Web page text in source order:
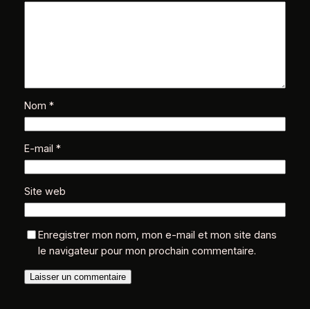
Nom *
E-mail *
Site web
Enregistrer mon nom, mon e-mail et mon site dans
le navigateur pour mon prochain commentaire.